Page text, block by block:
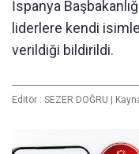
İspanya
liderlere kendi
verildiği bildirildi.
Editör : SEZER DOĞRU |